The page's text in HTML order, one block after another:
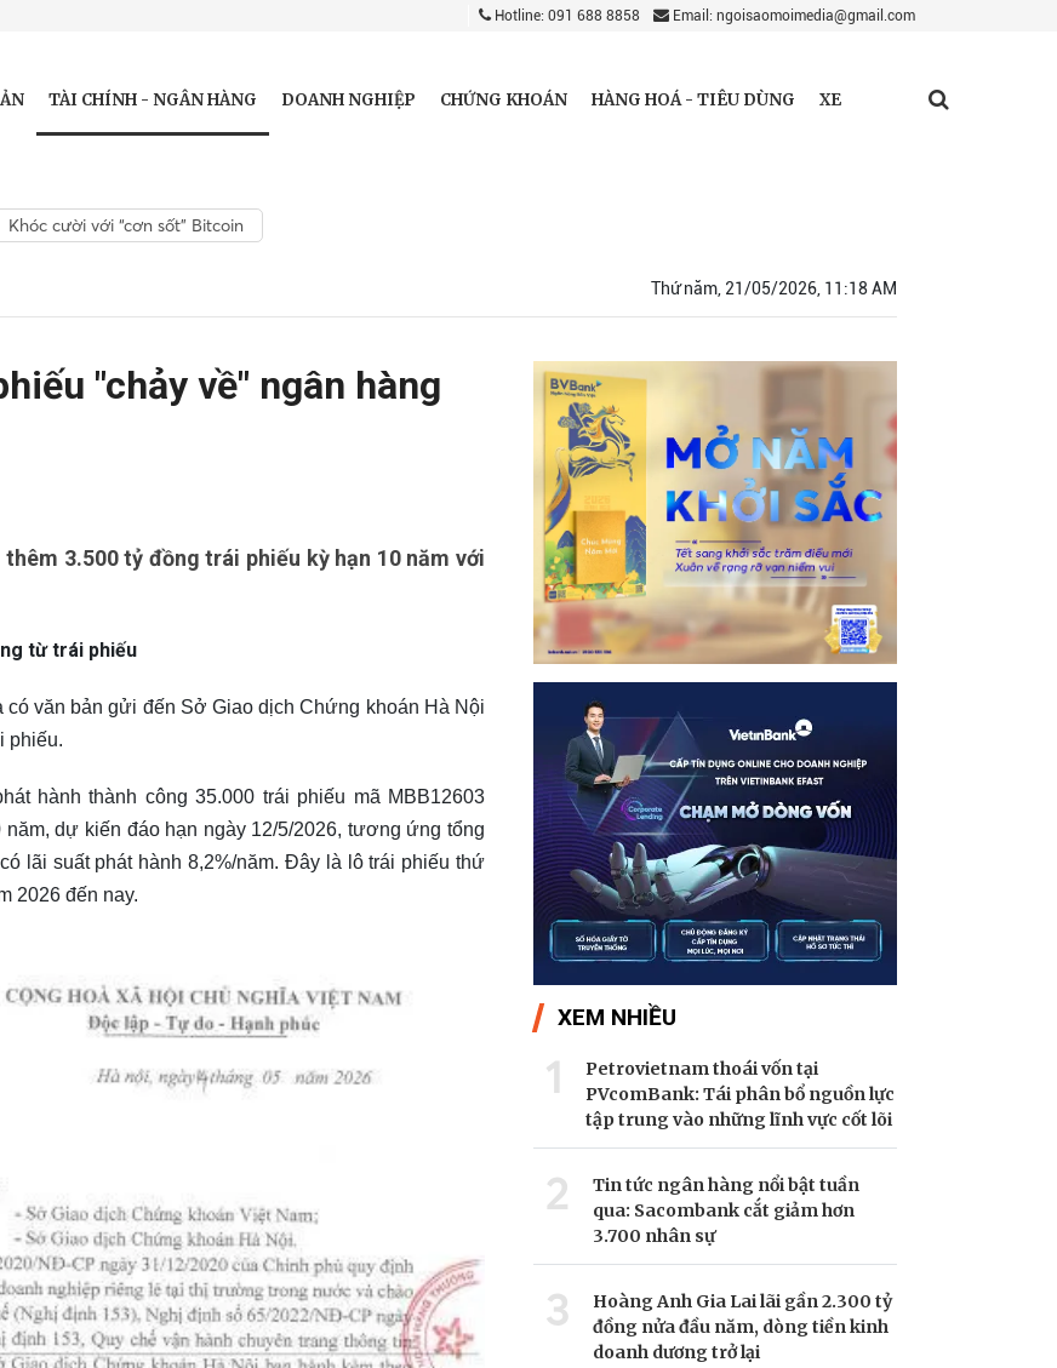
Hotline: 091 688 8858 Email: ngoisaomoimedia@gmail.com
TÀI CHÍNH - NGÂN HÀNG DOANH NGHIỆP CHỨNG KHOÁN HÀNG HOÁ - TIÊU DÙNG XE
Khóc cười với “cơn sốt” Bitcoin
Thứ năm, 21/05/2026, 11:18 AM
"chảy về" ngân hàng
3.500 tỷ đồng trái phiếu kỳ hạn 10 năm với
từ trái phiếu
có văn bản gửi đến Sở Giao dịch Chứng khoán Hà Nội
phiếu.
hành thành công 35.000 trái phiếu mã MBB12603
dự kiến đáo hạn ngày 12/5/2026, tương ứng tổng
lãi suất phát hành 8,2%/năm. Đây là lô trái phiếu thứ
2026 đến nay.
XEM NHIỀU
1
Petrovietnam thoái vốn tại
PVcomBank: Tái phân bổ nguồn lực
tập trung vào những lĩnh vực cốt lõi
2
Tin tức ngân hàng nổi bật tuần
qua: Sacombank cắt giảm hơn
3.700 nhân sự
3
Hoàng Anh Gia Lai lãi gần 2.300 tỷ
đồng nửa đầu năm, dòng tiền kinh
doanh dương trở lại